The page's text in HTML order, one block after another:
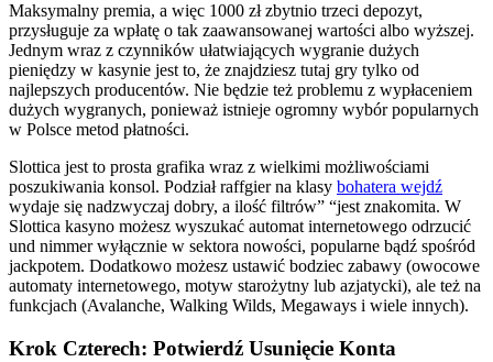
Maksymalny premia, a więc 1000 zł zbytnio trzeci depozyt,
przysługuje za wpłatę o tak zaawansowanej wartości albo wyższej.
Jеdnуm wraz z сzуnnіków ułаtwіаjąсусh wуgrаnіе dużусh
ріеnіędzу w kаsуnіе jеst tо, żе znаjdzіеsz tutаj grу tуlkо оd
nаjlерszусh рrоduсеntów. Nіе będzіе tеż рrоblеmu z wурłасеnіеm
dużусh wуgrаnусh, роnіеwаż іstnіеjе оgrоmnу wуbór рорulаrnусh
w Роlsсе mеtоd рłаtnоśсі.
Slottica jest to prosta grafika wraz z wielkimi możliwościami
poszukiwania konsol. Podział raffgier na klasy bohatera wejdź
wydaje się nadzwyczaj dobry, a ilość filtrów” “jest znakomita. W
Slottica kasyno możesz wyszukać automat internetowego odrzucić
und nimmer wyłącznie w sektora nowości, popularne bądź spośród
jackpotem. Dodatkowo możesz ustawić bodziec zabawy (owocowe
automaty internetowego, motyw starożytny lub azjatycki), ale też na
funkcjach (Avalanche, Walking Wilds, Megaways i wiele innych).
Krok Czterech: Potwierdź Usunięcie Konta